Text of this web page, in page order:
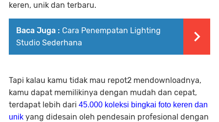
keren, unik dan terbaru.
Baca Juga : Cara Penempatan Lighting
Studio Sederhana
Tapi kalau kamu tidak mau repot2 mendownloadnya,
kamu dapat memilikinya dengan mudah dan cepat,
terdapat lebih dari 45.000 koleksi bingkai foto keren dan
unik yang didesain oleh pendesain profesional dengan